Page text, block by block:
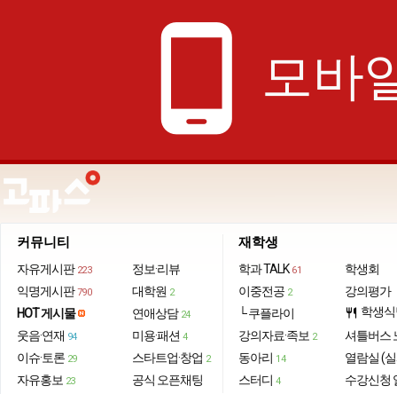
phone_android 모바
커뮤니티
자유게시판 223
익명게시판 790
HOT 게시물
웃음·연재 94
이슈·토론 29
자유홍보 23
정보·리뷰
대학원 2
연애상담 24
미용·패션 4
스타트업·창업 2
공식 오픈채팅
재학생
학과 TALK 61
이중전공 2
└ 쿠플라이
강의자료·족보 2
동아리 14
스터디 4
학생회
강의평가
restaurant 학생
셔틀버스
열람실 (
수강신청